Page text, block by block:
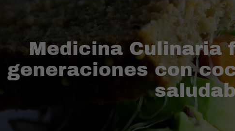
Medicina Culinaria
generaciones con